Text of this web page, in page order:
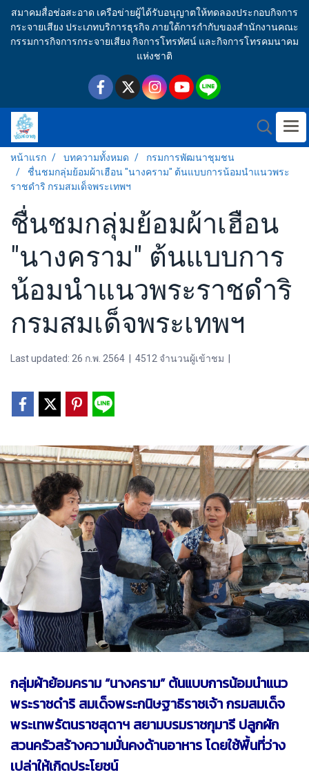
สมาคมสื่อช่อสะอาด เครือข่ายผู้ได้รับอนุญาตให้ทดลองประกอบกิจการ
กระจายเสียง ประเภทบริการธุรกิจ ภายใต้การกำกับของสำนักงานคณะ
กรรมการกิจการกระจายเสียง กิจการโทรทัศน์ และกิจการโทรคมนาคม
แห่งชาติ
หน้าแรก บทความทั้งหมด
กรมการพัฒนาชุมชน
ชื่นชมกลุ่มย้อมผ้าเฮือน "นางคราม" ต้นแบบการน้อมนำแนวพระ
ราชดำริ กรมสมเด็จพระเทพฯ
ชื่นชมกลุ่มย้อมผ้าเฮือน
"นางคราม" ต้นแบบการ
น้อมนำแนวพระราชดำริ
กรมสมเด็จพระเทพฯ
Last updated: 26 ก.พ. 2564 4512 จำนวนผู้เข้าชม
กลุ่มผ้าย้อมคราม “นางคราม” ต้นแบบการน้อมนำแนว
พระราชดำริ สมเด็จพระกนิษฐาธิราชเจ้า กรมสมเด็จ
พระเทพรัตนราชสุดาฯ สยามบรมราชกุมารี ปลูกผัก
สวนครัวสร้างความมั่นคงด้านอาหาร โดยใช้พื้นที่ว่าง
เปล่าให้เกิดประโยชน์